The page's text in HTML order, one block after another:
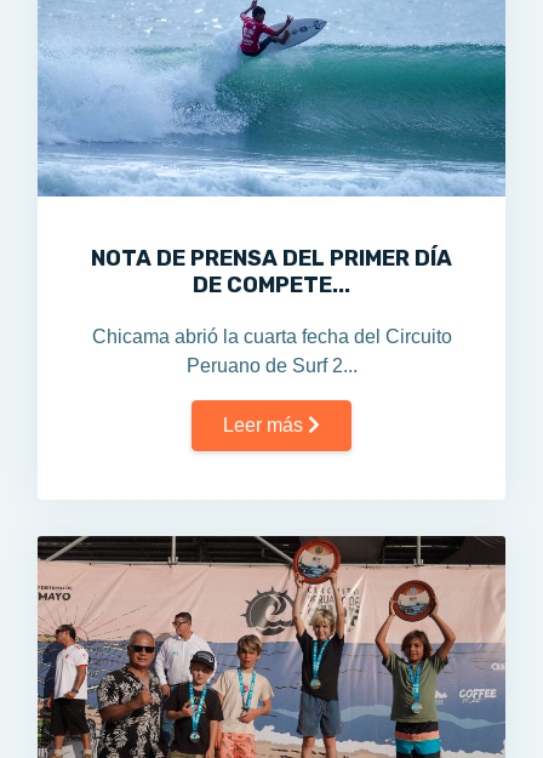
NOTA DE PRENSA DEL PRIMER DÍA
DE COMPETE...
Chicama abrió la cuarta fecha del Circuito
Peruano de Surf 2...
Leer más